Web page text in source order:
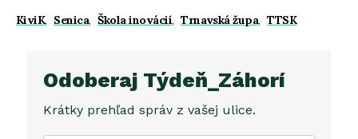
KiviK, Senica, Škola inovácií, Trnavská župa, TTSK
Odoberaj Týdeň_Záhorí
Krátky prehľad správ z vašej ulice.